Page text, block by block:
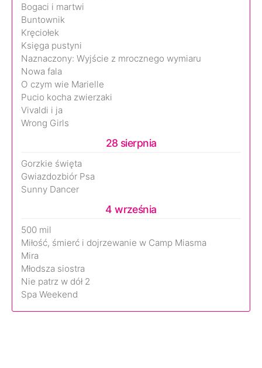
Bogaci i martwi
Buntownik
Kręciołek
Księga pustyni
Naznaczony: Wyjście z mrocznego wymiaru
Nowa fala
O czym wie Marielle
Pucio kocha zwierzaki
Vivaldi i ja
Wrong Girls
28 sierpnia
Gorzkie święta
Gwiazdozbiór Psa
Sunny Dancer
4 września
500 mil
Miłość, śmierć i dojrzewanie w Camp Miasma
Mira
Młodsza siostra
Nie patrz w dół 2
Spa Weekend